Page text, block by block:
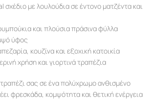
με λουλούδια σε έντονο ματζέντα και
και πλούσια πράσινα φύλλα
ύφος
κουζίνα και εξοχική κατοικία
χρήση και γιορτινά τραπέζια
σας σε ένα πολύχρωμο ανθισμένο
φρεσκάδα, κομψότητα και θετική ενέργεια